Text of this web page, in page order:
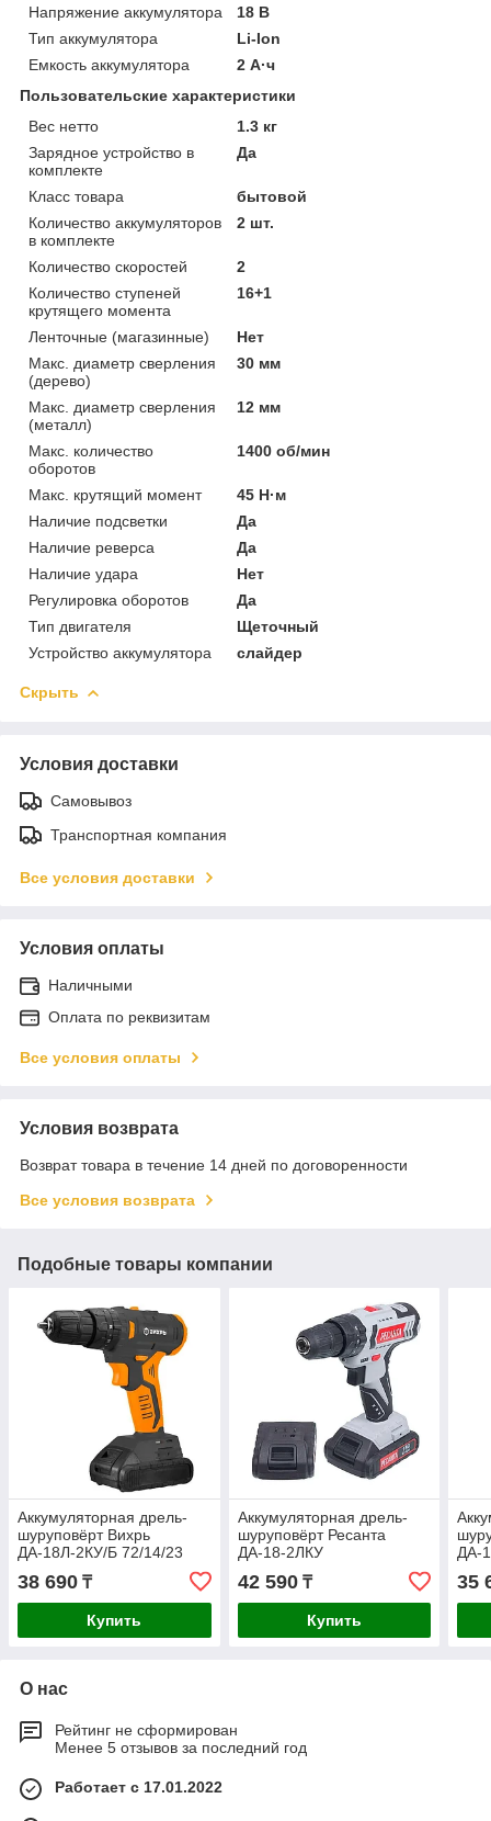
Напряжение аккумулятора
18 В
Тип аккумулятора
Li-Ion
Емкость аккумулятора
2 А·ч
Пользовательские характеристики
Вес нетто
1.3 кг
Зарядное устройство в
комплекте
Да
Класс товара
бытовой
Количество аккумуляторов
в комплекте
2 шт.
Количество скоростей
2
Количество ступеней
крутящего момента
16+1
Ленточные (магазинные)
Нет
Макс. диаметр сверления
(дерево)
30 мм
Макс. диаметр сверления
(металл)
12 мм
Макс. количество
оборотов
1400 об/мин
Макс. крутящий момент
45 Н·м
Наличие подсветки
Да
Наличие реверса
Да
Наличие удара
Нет
Регулировка оборотов
Да
Тип двигателя
Щеточный
Устройство аккумулятора
слайдер
Скрыть
Условия доставки
Самовывоз
Транспортная компания
Все условия доставки
Условия оплаты
Наличными
Оплата по реквизитам
Все условия оплаты
Условия возврата
Возврат товара в течение 14 дней по договоренности
Все условия возврата
Подобные товары компании
Аккумуляторная дрель-
шуруповёрт Вихрь
ДА-18Л-2КУ/Б 72/14/23
38 690 ₸
Купить
Аккумуляторная дрель-
шуруповёрт Ресанта
ДА-18-2ЛКУ
42 590₸
Купить
ДА-
35
О нас
Рейтинг не сформирован
Менее 5 отзывов за последний год
Работает с 17.01.2022